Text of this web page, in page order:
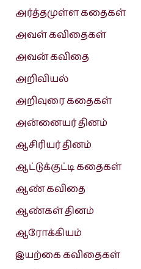
அர்த்தமுள்ள கதைகள்
அவள் கவிதைகள்
அவன் கவிதை
அறிவியல்
அறிவுரை கதைகள்
அன்னையர் தினம்
ஆசிரியர் தினம்
ஆட்டுக்குட்டி கதைகள்
ஆண் கவிதை
ஆண்கள் தினம்
ஆரோக்கியம்
இயற்கை கவிதைகள்